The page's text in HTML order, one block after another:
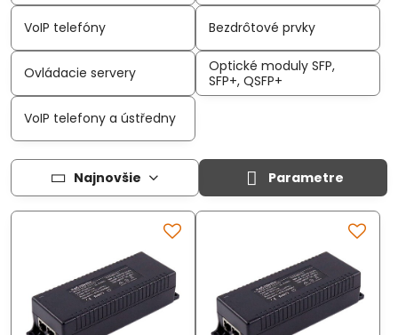
VoIP telefóny Bezdrôtové prvky
Ovládacie servery
Optické moduly SFP,
SFP+, QSFP+
VoIP telefony a ústředny
Najnovšie Parametre